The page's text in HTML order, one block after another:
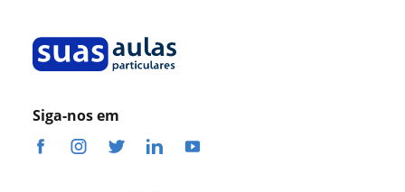
Siga-nos em